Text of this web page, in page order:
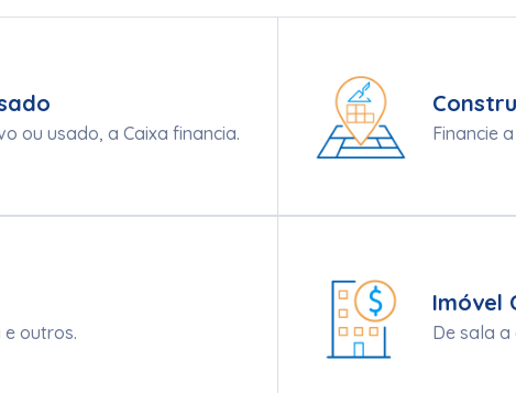
ou usado, a Caixa financia. Financie
e outros.
Imóvel
De sala